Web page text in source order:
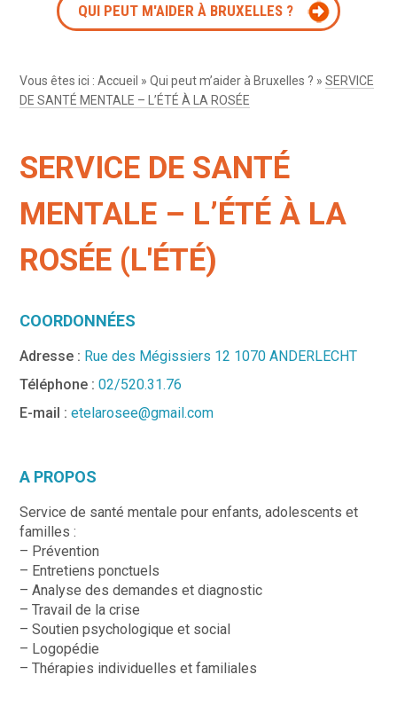
QUI PEUT M'AIDER À BRUXELLES ?
Vous êtes ici :Accueil »Qui peut m’aider à Bruxelles ? »SERVICE
DE SANTÉ MENTALE – L’ÉTÉ À LA ROSÉE
SERVICE DE SANTÉ
MENTALE – L’ÉTÉ À LA
ROSÉE (L'ÉTÉ)
COORDONNÉES
Adresse : Rue des Mégissiers 12 1070 ANDERLECHT
Téléphone :02/520.31.76
E-mail : etelarosee@gmail.com
A PROPOS
Service de santé mentale pour enfants, adolescents et
familles :
– Prévention
– Entretiens ponctuels
– Analyse des demandes et diagnostic
– Travail de la crise
– Soutien psychologique et social
– Logopédie
– Thérapies individuelles et familiales